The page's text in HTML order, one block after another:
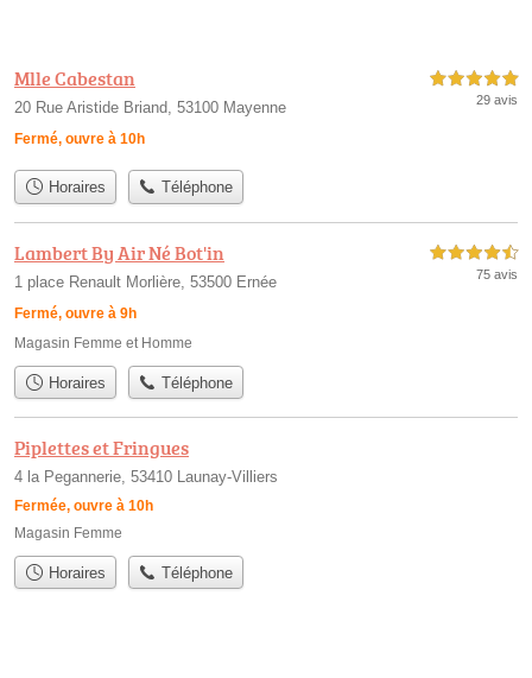
Mlle Cabestan
20 Rue Aristide Briand, 53100 Mayenne
Fermé, ouvre à 10h
5,0 étoiles sur 5
29 avis
Horaires Téléphone
Lambert By Air Né Bot'in
1 place Renault Morlière, 53500 Ernée
Fermé, ouvre à 9h
4,5 étoiles sur 5
75 avis
Magasin Femme et Homme
Horaires Téléphone
Piplettes et Fringues
4 la Pegannerie, 53410 Launay-Villiers
Fermée, ouvre à 10h
Magasin Femme
Horaires Téléphone